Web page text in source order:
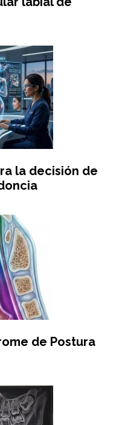
la decisión de
de Postura